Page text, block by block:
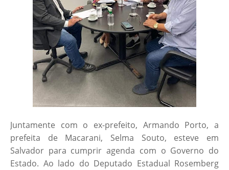
Juntamente com o ex-prefeito, Armando Porto, a
prefeita de Macarani, Selma Souto, esteve em
Salvador para cumprir agenda com o Governo do
Estado. Ao lado do Deputado Estadual Rosemberg